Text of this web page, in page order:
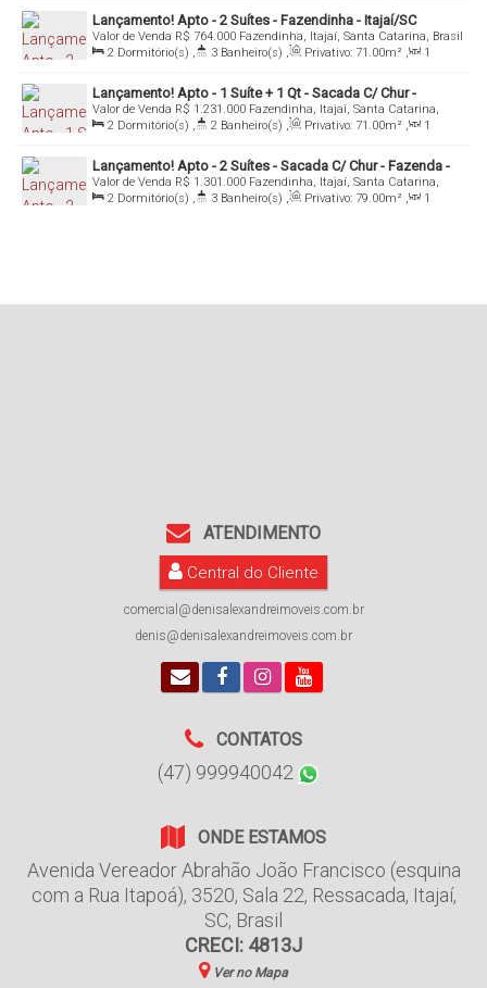
Lançamento! Apto - 2 Suítes - Fazendinha - Itajaí/SC
R$ 764.000
Valor de Venda
Fazendinha, Itajaí, Santa Catarina, Brasil
2 Dormitório(s) , 3 Banheiro(s) , Privativo: 71 .00m² ,
1
Sala(s) , 2 Suíte(s) , Total: 103.00m² , 1 Vaga(s)
Lançamento! Apto - 1 Suíte + 1 Qt - Sacada C/ Chur -
Fazenda - Itajaí/SC
R$ 1.231.000
Valor de Venda
Fazendinha, Itajaí, Santa Catarina,
Brasil
2 Dormitório(s) , 2 Banheiro(s) , Privativo: 71 .00m² ,
1
Sala(s) , 1 Suíte(s) , Total: 114.00m² , 1 Vaga(s)
Lançamento! Apto - 2 Suítes - Sacada C/ Chur - Fazenda -
Itajaí/SC
R$ 1.301.000
Valor de Venda
Fazendinha, Itajaí, Santa Catarina,
Brasil
2 Dormitório(s) , 3 Banheiro(s) , Privativo: 79.00m² ,
1
ATENDIMENTO
Central do Cliente
comercial@denisalexandreimoveis.com.br
denis@denisalexandreimoveis.com.br
CONTATOS
(47) 999940042
ONDE ESTAMOS
Avenida Vereador Abrahão João Francisco (esquina
com a Rua Itapoá), 3520, Sala 22, Ressacada, Itajaí,
SC, Brasil
CRECI: 4813J
Ver no Mapa